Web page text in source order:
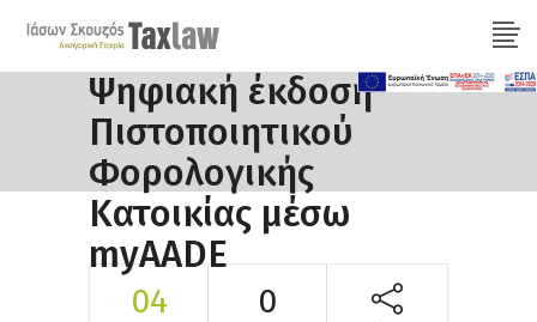
Ψηφιακή έκδοση
Πιστοποιητικού
Φορολογικής
Κατοικίας μέσω
myAADE
04 0